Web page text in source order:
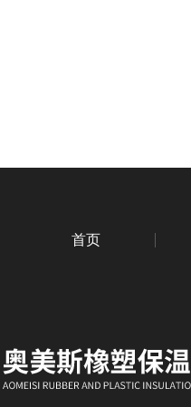
首页